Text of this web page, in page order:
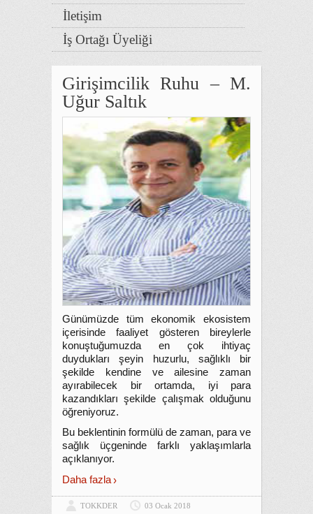
İletişim
İş Ortağı Üyeliği
Girişimcilik Ruhu – M.
Uğur Saltık
Günümüzde tüm ekonomik ekosistem
içerisinde faaliyet gösteren bireylerle
konuştuğumuzda en çok ihtiyaç
duydukları şeyin huzurlu, sağlıklı bir
şekilde kendine ve ailesine zaman
ayırabilecek bir ortamda, iyi para
kazandıkları şekilde çalışmak olduğunu
öğreniyoruz.
Bu beklentinin formülü de zaman, para ve
sağlık üçgeninde farklı yaklaşımlarla
açıklanıyor.
Daha fazla
TOKKDER
03 Ocak 2018